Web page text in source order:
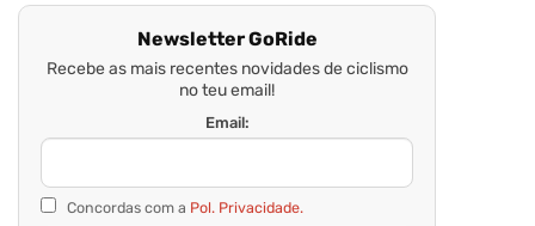
Newsletter GoRide
Recebe as mais recentes novidades de ciclismo
no teu email!
Email:
Concordas com a Pol. Privacidade.